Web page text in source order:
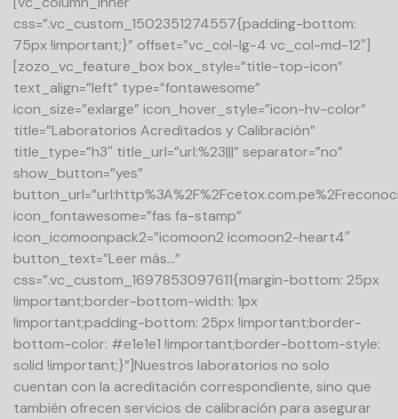
css=”.vc_custom_1502351274557{padding-bottom:
75px !important;}” offset=”vc_col-lg-4 vc_col-md-12″]
[zozo_vc_feature_box box_style=”title-top-icon”
text_align=”left” type=”fontawesome”
icon_size=”exlarge” icon_hover_style=”icon-hv-color”
title=”Laboratorios Acreditados y Calibración”
title_type=”h3″ title_url=”url:%23|||” separator=”no”
show_button=”yes”
icon_fontawesome=”fas fa-stamp”
icon_icomoonpack2=”icomoon2 icomoon2-heart4″
button_text=”Leer más…”
css=”.vc_custom_1697853097611{margin-bottom: 25px
!important;border-bottom-width: 1px
!important;padding-bottom: 25px !important;border-
bottom-color: #e1e1e1 !important;border-bottom-style:
solid !important;}”]Nuestros laboratorios no solo
cuentan con la acreditación correspondiente, sino que
también ofrecen servicios de calibración para asegurar